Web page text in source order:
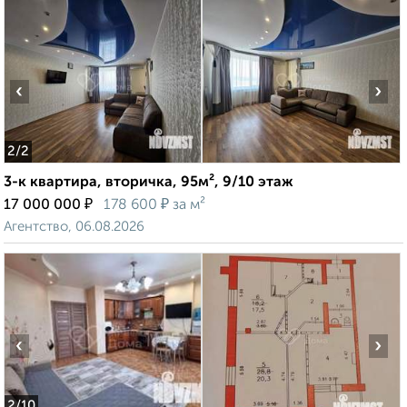
2/2
‹ ›
3-к квартира, вторичка, 95м², 9/10 этаж
17 000 000 ₽ 178 600 ₽ за м²
Агентство, 06.08.2026
‹ ›